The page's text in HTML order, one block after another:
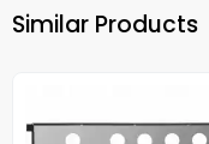
Similar Products